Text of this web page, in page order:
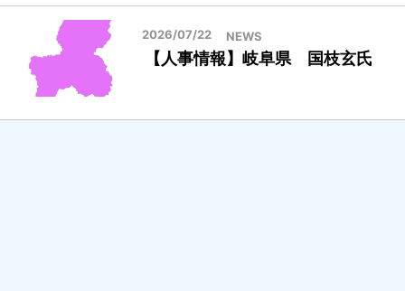
2026/07/22 NEWS
【人事情報】岐阜県 国枝玄氏